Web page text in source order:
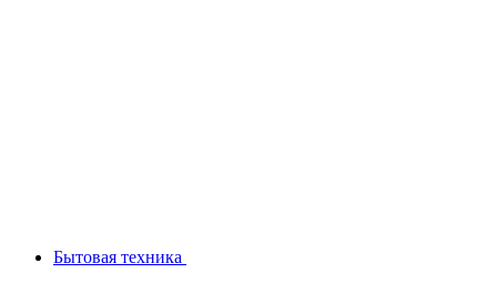
Бытовая техника